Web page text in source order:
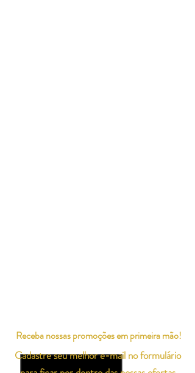
Cadastre seu melhor e-mail no formulário
Receba nossas promoções em primeira mão!